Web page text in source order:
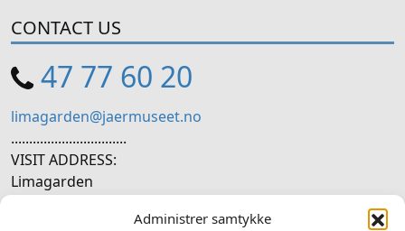
Administrer samtykke
CONTACT US
47 77 60 20
limagarden@jaermuseet.no
................................
VISIT ADDRESS:
Limagarden